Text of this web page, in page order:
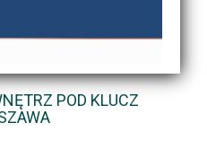
POD KLUCZ